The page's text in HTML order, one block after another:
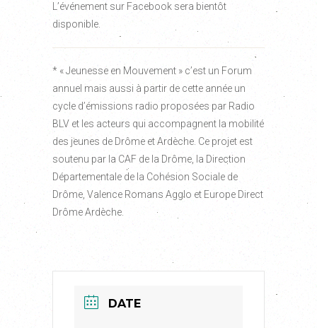
L’événement sur Facebook sera bientôt
disponible.
* « Jeunesse en Mouvement » c’est un Forum
annuel mais aussi à partir de cette année un
cycle d’émissions radio proposées par Radio
BLV et les acteurs qui accompagnent la mobilité
des jeunes de Drôme et Ardèche. Ce projet est
soutenu par la CAF de la Drôme, la Direction
Départementale de la Cohésion Sociale de
Drôme, Valence Romans Agglo et Europe Direct
Drôme Ardèche.
DATE